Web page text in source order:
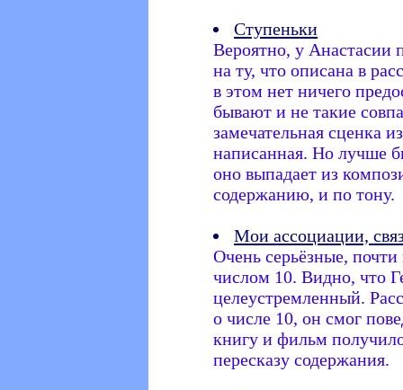
Ступеньки
Вероятно, у Анастасии
на ту, что описана в
в этом нет ничего
бывают и не такие
замечательная сценка
написанная. Но лучше
оно выпадает из
содержанию, и по тону.
Мои ассоциации,
Очень серьёзные,
числом 10. Видно, что
целеустремленный.
о числе 10, он смог
книгу и фильм
пересказу содержания.